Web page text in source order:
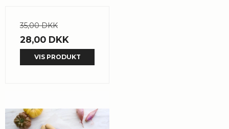
35,00 DKK
28,00 DKK
VIS PRODUKT